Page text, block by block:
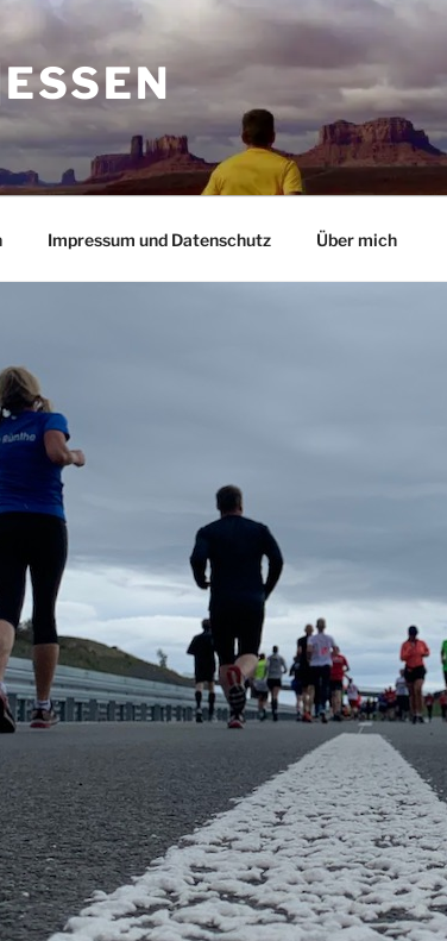
Impressum und Datenschutz Über mich